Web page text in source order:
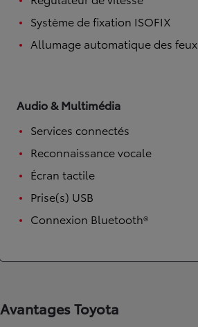
HYBRIDE OU HYBRIDE RECHARGEABLE
Disponible rapidement
Système de fixation ISOFIX
Allumage automatique des feux
Audio & Multimédia
Services connectés
Reconnaissance vocale
Écran tactile
Prise(s) USB
Connexion Bluetooth®
Avantages Toyota